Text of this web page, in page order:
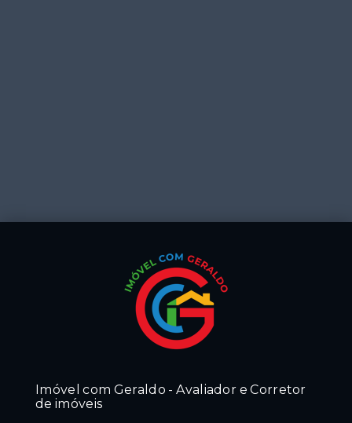
Imóvel com Geraldo - Avaliador e Corretor
de imóveis